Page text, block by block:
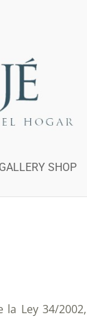
SHOP
Ley 34/